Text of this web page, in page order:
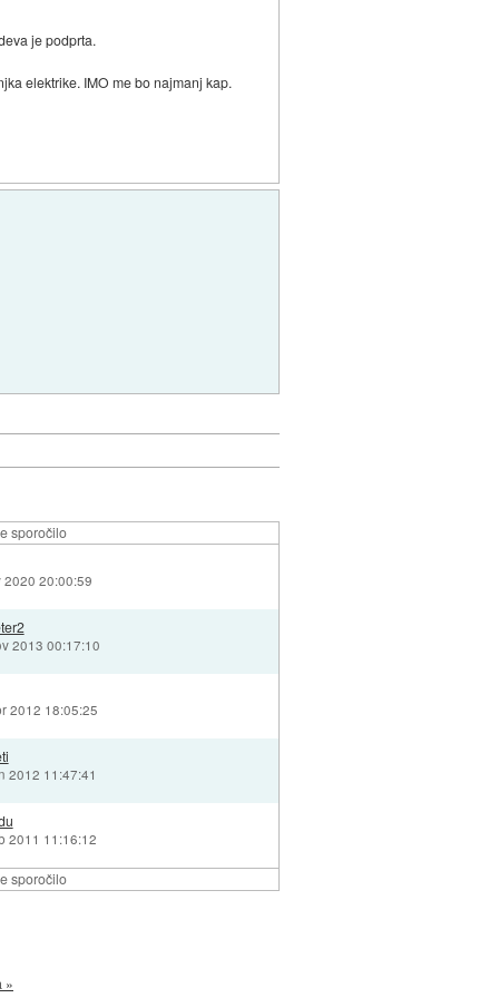
je podprta.
elektrike. IMO me bo najmanj kap.
sporočilo
sporočilo
2020 20:00:59
2013 00:17:10
2012 18:05:25
2012 11:47:41
2011 11:16:12
»